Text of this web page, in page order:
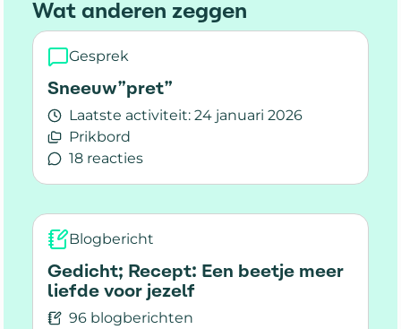
Wat anderen zeggen
Gesprek
Sneeuw”pret”
Laatste activiteit: 24 januari 2026
Prikbord
18 reacties
Lees meer over Sneeuw”pret”
Blogbericht
Gedicht; Recept: Een beetje meer
liefde voor jezelf
96 blogberichten